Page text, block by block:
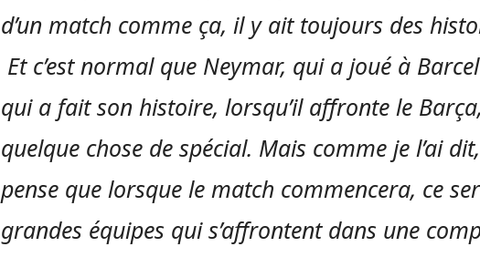
d’un match comme ça, il y ait toujours des
Et c’est normal que Neymar, qui a joué à
qui a fait son histoire, lorsqu’il affronte le Barça,
quelque chose de spécial. Mais comme je l’ai
pense que lorsque le match commencera, ce
grandes équipes qui s’affrontent dans une